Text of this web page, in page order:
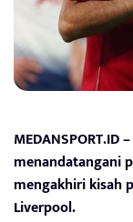
MEDANSPORT.ID
menandatangani
mengakhiri kisah
Liverpool.